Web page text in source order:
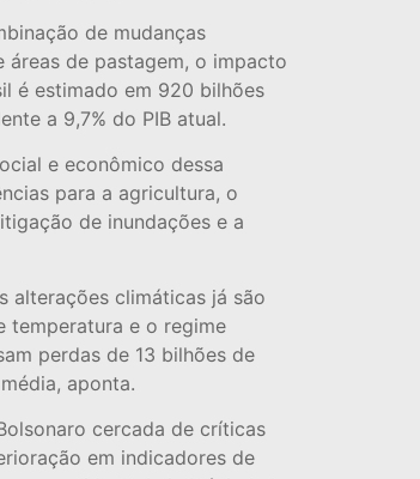
de mudanças
áreas de pastagem, o impacto
é estimado em 920 bilhões
a 9,7% do PIB atual.
e econômico dessa
para a agricultura, o
de inundações e a
alterações climáticas já são
temperatura e o regime
perdas de 13 bilhões de
aponta.
cercada de críticas
em indicadores de